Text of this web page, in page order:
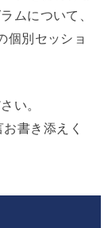
ムについて、
個別セッショ
い。
書き添えく